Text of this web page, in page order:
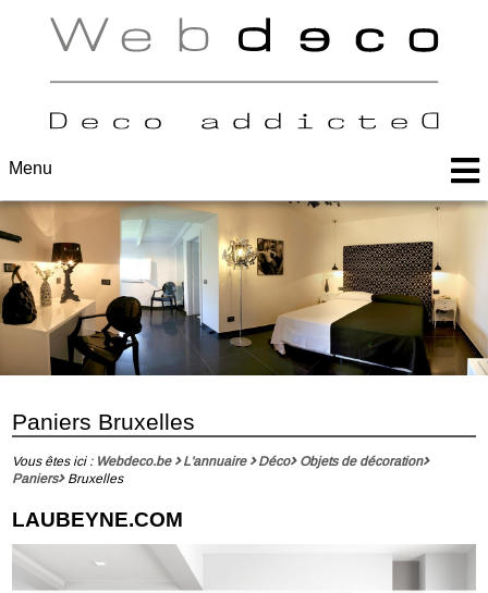
Menu
Paniers Bruxelles
Vous êtes ici : Webdeco.be L'annuaire Déco
Objets de décoration
Paniers
Bruxelles
LAUBEYNE.COM